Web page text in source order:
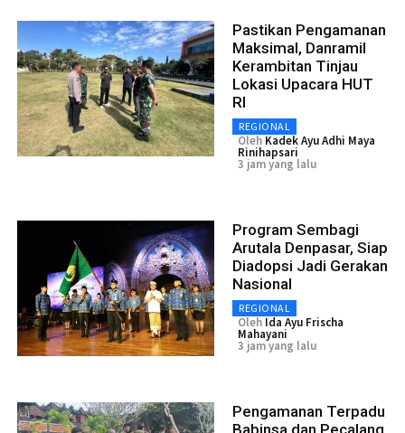
Pastikan Pengamanan
Maksimal, Danramil
Kerambitan Tinjau
Lokasi Upacara HUT
RI
REGIONAL
Oleh Kadek Ayu Adhi Maya
Rinihapsari
3 jam yang lalu
Program Sembagi
Arutala Denpasar, Siap
Diadopsi Jadi Gerakan
Nasional
REGIONAL
Oleh Ida Ayu Frischa
Mahayani
3 jam yang lalu
Pengamanan Terpadu